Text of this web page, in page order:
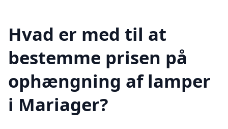
Hvad er med til at
bestemme prisen på
ophængning af lamper
i Mariager?